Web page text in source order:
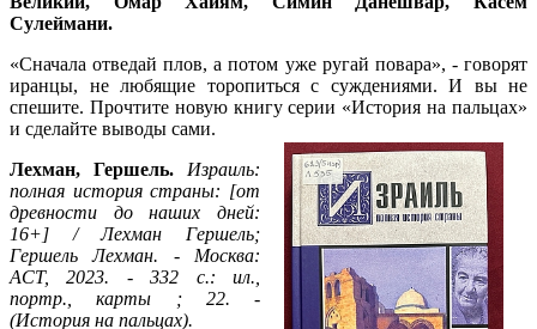
Сулеймани.
«Сначала отведай плов, а потом уже ругай повара», - говорят
иранцы, не любящие торопиться с суждениями. И вы не
спешите. Прочтите новую книгу серии «История на пальцах»
и сделайте выводы сами.
Лехман, Гершель. Израиль:
полная история страны: [от
древности до наших дней:
16+] / Лехман Гершель;
Гершель Лехман. - Москва:
АСТ, 2023. - 332 с.: ил.,
портр., карты ; 22. -
(История на пальцах).